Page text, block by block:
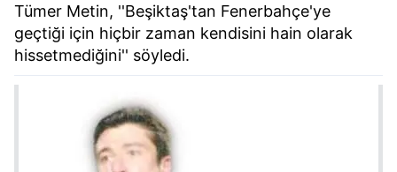
Tümer Metin, ''Beşiktaş'tan Fenerbahçe'ye
geçtiği için hiçbir zaman kendisini hain olarak
hissetmediğini'' söyledi.